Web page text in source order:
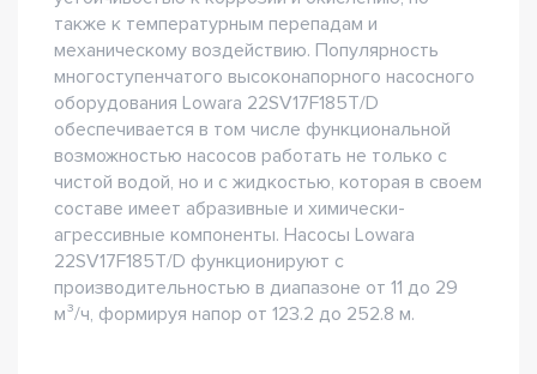
также к температурным перепадам и
механическому воздействию. Популярность
многоступенчатого высоконапорного насосного
оборудования Lowara 22SV17F185T/D
обеспечивается в том числе функциональной
возможностью насосов работать не только с
чистой водой, но и с жидкостью, которая в своем
составе имеет абразивные и химически-
агрессивные компоненты. Насосы Lowara
22SV17F185T/D функционируют с
производительностью в диапазоне от 11 до 29
м³/ч, формируя напор от 123.2 до 252.8 м.